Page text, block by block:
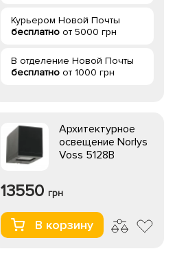
Курьером Новой Почты
бесплатно от 5000 грн
В отделение Новой Почты
бесплатно от 1000 грн
Архитектурное
освещение Norlys
Voss 5128B
13550 грн
В корзину